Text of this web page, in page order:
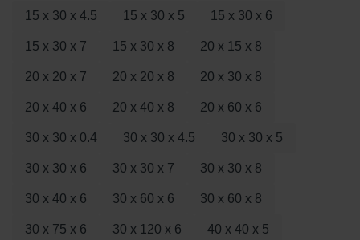
15 x 30 x 4.5 15 x 30 x 5 15 x 30 x 6
15 x 30 x 7 15 x 30 x 8 20 x 15 x 8
20 x 20 x 7 20 x 20 x 8 20 x 30 x 8
20 x 40 x 6 20 x 40 x 8 20 x 60 x 6
30 x 30 x 0.4 30 x 30 x 4.5 30 x 30 x 5
30 x 30 x 6 30 x 30 x 7 30 x 30 x 8
30 x 40 x 6 30 x 60 x 6 30 x 60 x 8
30 x 75 x 6 30 x 120 x 6 40 x 40 x 5